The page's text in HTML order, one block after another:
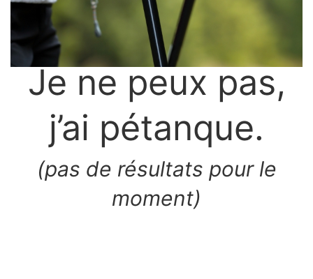
Je ne peux pas,
j’ai pétanque.
(pas de résultats pour le
moment)